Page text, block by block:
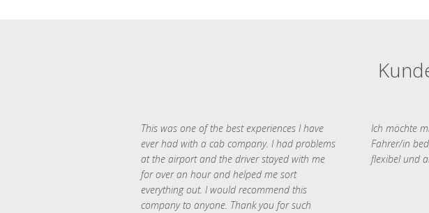
This was one of the best experiences I have
ever had with a cab company. I had problems
at the airport and the driver stayed with me
for over an hour and helped me sort
everything out. I would recommend this
company to anyone. Thank you for such
Ich möchte
Fahrer/in
flexibel und